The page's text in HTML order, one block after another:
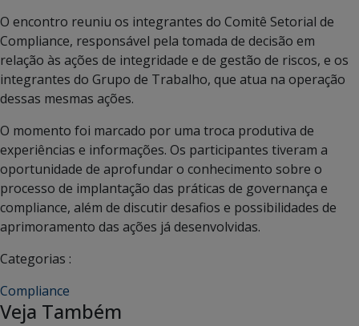
O encontro reuniu os integrantes do Comitê Setorial de
Compliance, responsável pela tomada de decisão em
relação às ações de integridade e de gestão de riscos, e os
integrantes do Grupo de Trabalho, que atua na operação
dessas mesmas ações.
O momento foi marcado por uma troca produtiva de
experiências e informações. Os participantes tiveram a
oportunidade de aprofundar o conhecimento sobre o
processo de implantação das práticas de governança e
compliance, além de discutir desafios e possibilidades de
aprimoramento das ações já desenvolvidas.
Categorias :
Compliance
Veja Também